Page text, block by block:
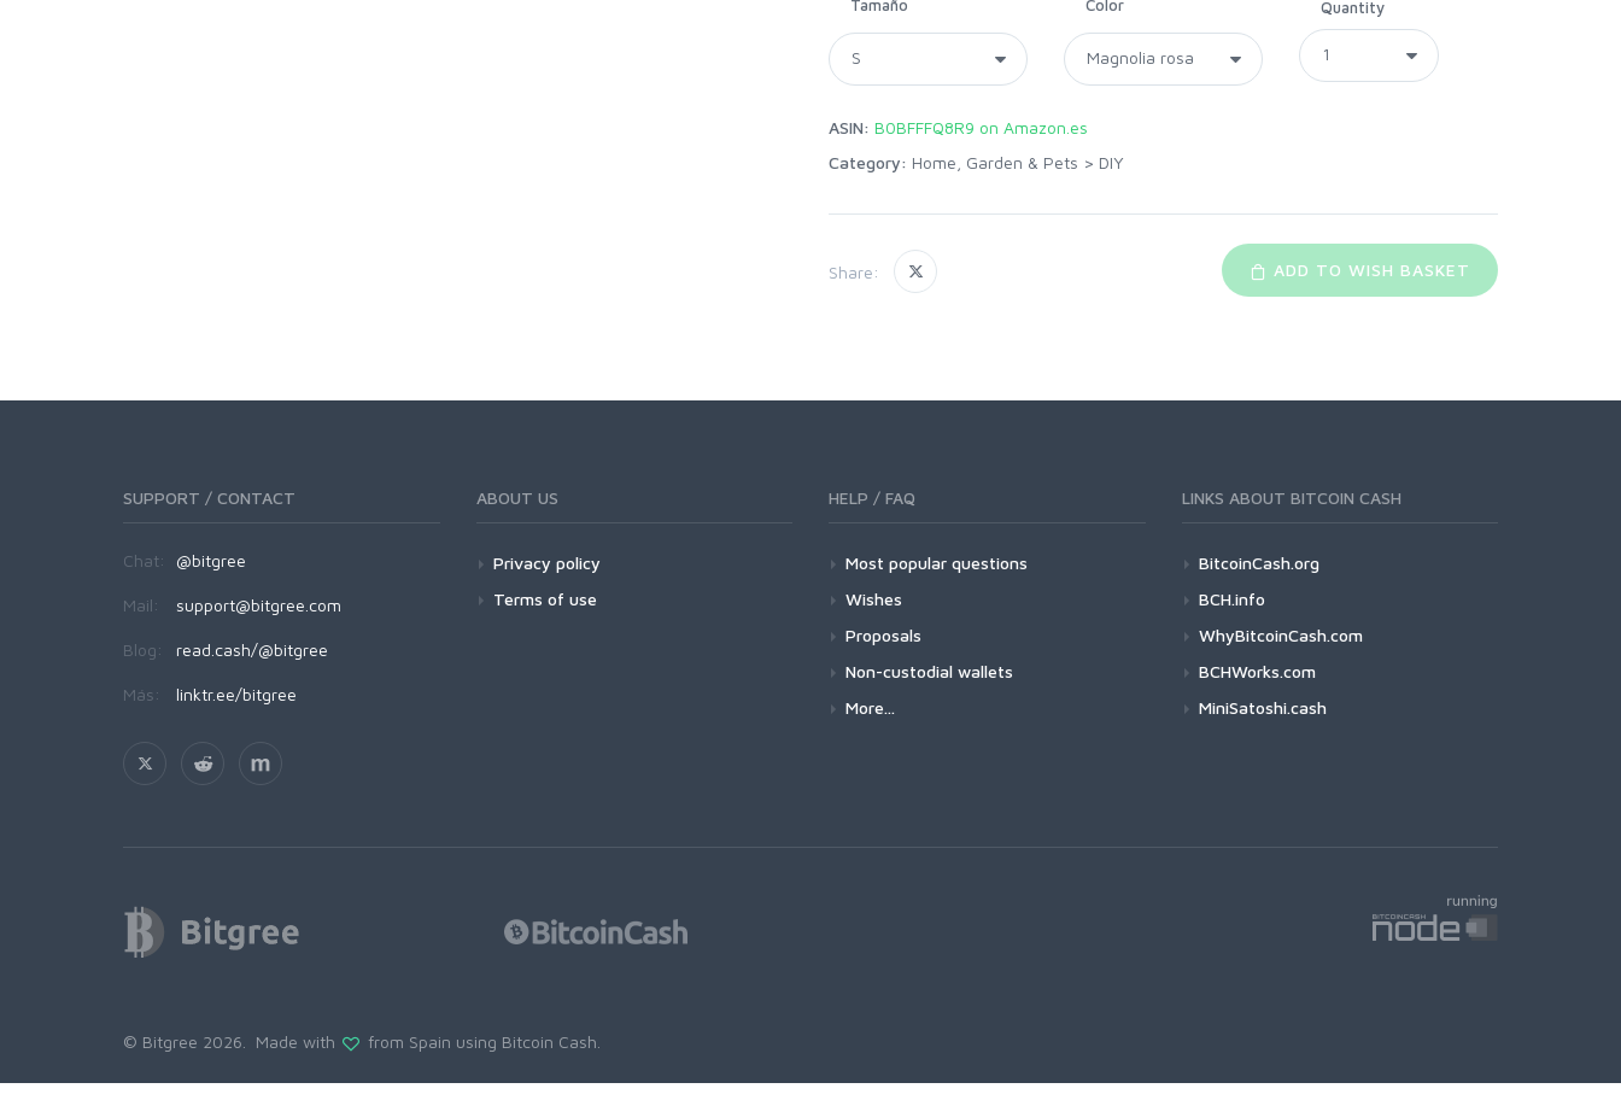
Tamaño Color Quantity
ASIN: B0BFFFQ8R9 on Amazon.es
Category: Home, Garden & Pets > DIY
Share: ADD TO WISH BASKET
SUPPORT / CONTACT
Chat: @bitgree
Mail: support@bitgree.com
Blog: read.cash/@bitgree
Más: linktr.ee/bitgree
ABOUT US
Privacy policy
Terms of use
HELP / FAQ
Most popular questions
Wishes
Proposals
Non-custodial wallets
More...
LINKS ABOUT BITCOIN CASH
BitcoinCash.org
BCH.info
WhyBitcoinCash.com
BCHWorks.com
MiniSatoshi.cash
© Bitgree 2026. Made with from Spain using Bitcoin Cash